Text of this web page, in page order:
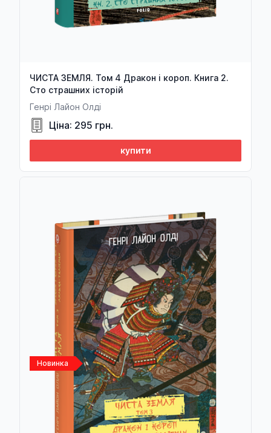
ЧИСТА ЗЕМЛЯ. Том 4 Дракон і короп. Книга 2.
Сто страшних історій
Генрі Лайон Олді
Ціна: 295 грн.
купити
Новинка